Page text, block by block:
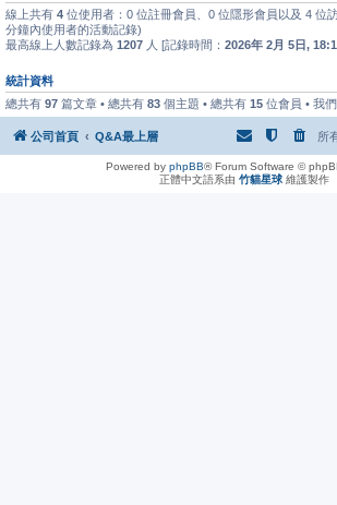
線上共有 4 位使用者：0 位註冊會員、0 位隱形會員以及 4 位
分鐘內使用者的活動記錄)
最高線上人數記錄為 1207 人 [記錄時間： 2026年 2月 5日,
統計資料
總共有 97 篇文章 • 總共有 83 個主題 • 總共有 15 位會員 • 我
公司首頁 Q&A最上層 所
Powered by phpBB® Forum Software ©
正體中文語系由 竹貓星球 維護製作